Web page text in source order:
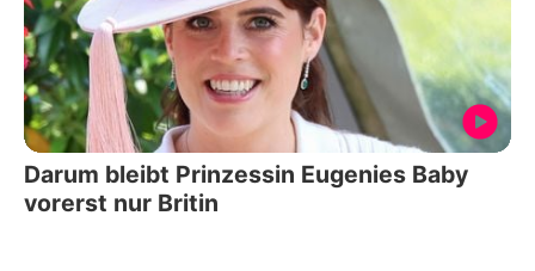
Darum bleibt Prinzessin Eugenies Baby
vorerst nur Britin